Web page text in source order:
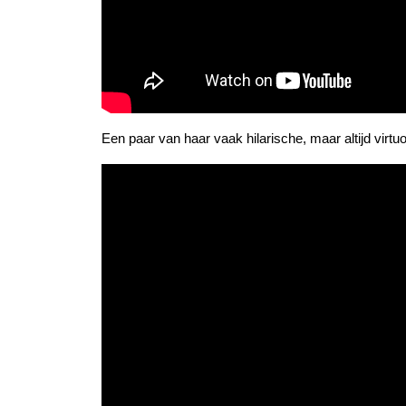
Een paar van haar vaak hilarische, maar altijd